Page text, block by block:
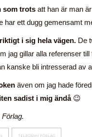
som trots att han är man
har ett dugg gemensamt
i sig hela vägen. De
jag gillar alla referenser
kanske bli intresserad av
även om jag hade
sadist i mig ändå😉
TELEGRAM FÖRLAG